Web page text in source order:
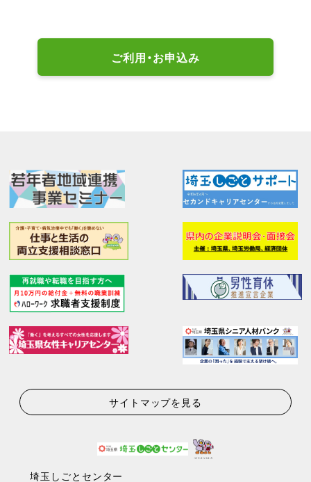
ご利用・お申込み
サイトマップを見る
埼玉しごとセンター